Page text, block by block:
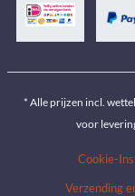
* Alle prijzen incl.
voor
Cookie-
Verzending